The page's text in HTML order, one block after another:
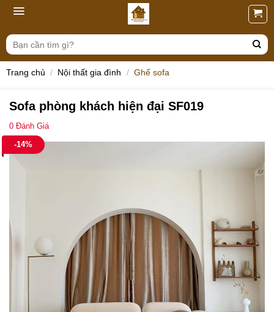
Skip
content
Tìm
kiếm:
Trang chủ / Nội thất gia đình / Ghế sofa
Sofa phòng khách hiện đại SF019
0 Đánh Giá
-14%